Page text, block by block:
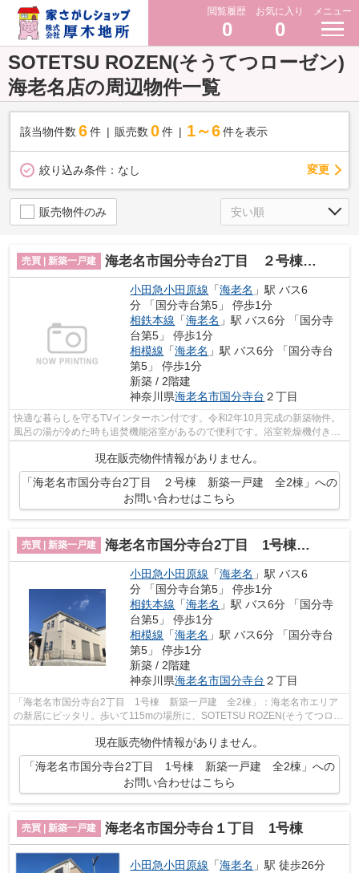
閲覧履歴
0
お気に入り
0
メニュー
SOTETSU ROZEN(そうてつローゼン)
海老名店の周辺物件一覧
該当物件数 6件 販売数 0 件 1～6 件を表示
絞り込み条件： なし 変更
販売物件のみ
売買 | 新築一戸建 海老名市国分寺台2丁目 ２号棟 新築一戸建 全2棟
小田急小田原線 「海老名 」駅 バス6
分 「国分寺台第5」 停歩1分
相鉄本線 「海老名 」駅 バス6分 「国分寺
台第5」 停歩1分
相模線 「海老名 」駅 バス6分 「国分寺台
第5」 停歩1分
新築 / 2階建
神奈川県海老名市国分寺台 ２丁目
快適な暮らしを守るTVインターホン付です。令和2年10月完成の新築物件。
風呂の湯が冷めた時も追焚機能浴室があるので便利です。浴室乾燥機付きの
現在販売物件情報がありません。
「海老名市国分寺台2丁目 ２号棟 新築一戸建 全2棟」への
お問い合わせはこちら
売買 | 新築一戸建 海老名市国分寺台2丁目 1号棟 新築一戸建 全2棟
小田急小田原線 「海老名 」駅 バス6
分 「国分寺台第5」 停歩1分
相鉄本線 「海老名 」駅 バス6分 「国分寺
台第5」 停歩1分
相模線 「海老名 」駅 バス6分 「国分寺台
第5」 停歩1分
新築 / 2階建
神奈川県海老名市国分寺台 ２丁目
「海老名市国分寺台2丁目 1号棟 新築一戸建 全2棟」：海老名市エリア
の新居にピッタリ。歩いて115mの場所に、SOTETSU ROZEN(そうてつロー
ゼン) 海老名店があります。住み心地もいい...
現在販売物件情報がありません。
「海老名市国分寺台2丁目 1号棟 新築一戸建 全2棟」への
お問い合わせはこちら
売買 | 新築一戸建 海老名市国分寺台１丁目 1号棟
小田急小田原線 「海老名 」駅 徒歩26分